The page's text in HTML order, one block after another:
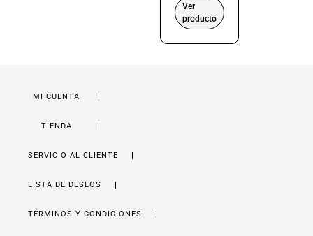
Ver
producto
MI CUENTA
TIENDA
SERVICIO AL CLIENTE
LISTA DE DESEOS
TÉRMINOS Y CONDICIONES